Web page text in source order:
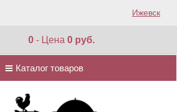
Ижевск
0 - Цена0 руб.
Каталог товаров